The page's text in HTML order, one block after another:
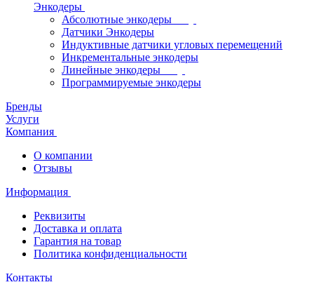
Энкодеры
Абсолютные энкодеры
Датчики Энкодеры
Индуктивные датчики угловых перемещений
Инкрементальные энкодеры
Линейные энкодеры
Программируемые энкодеры
Бренды
Услуги
Компания
О компании
Отзывы
Информация
Реквизиты
Доставка и оплата
Гарантия на товар
Политика конфиденциальности
Контакты